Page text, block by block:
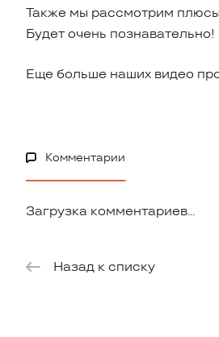
Также мы рассмотрим
Будет очень
Еще больше наших видео
Комментарии
Загрузка комментариев...
Назад к списку